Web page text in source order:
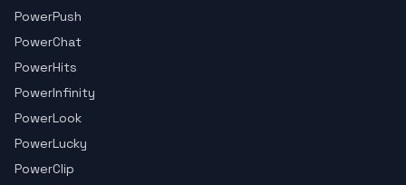
PowerPush
PowerChat
PowerHits
PowerInfinity
PowerLook
PowerLucky
PowerClip